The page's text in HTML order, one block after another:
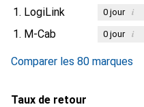
1. LogiLink 0jour i
1. M-Cab 0jour i
Comparer les 80 marques
Taux de retour